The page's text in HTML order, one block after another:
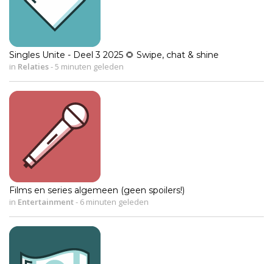
Singles Unite - Deel 3 2025 🌻 Swipe, chat & shine
in Relaties-5 minuten geleden
Films en series algemeen (geen spoilers!)
in Entertainment- 6 minuten geleden